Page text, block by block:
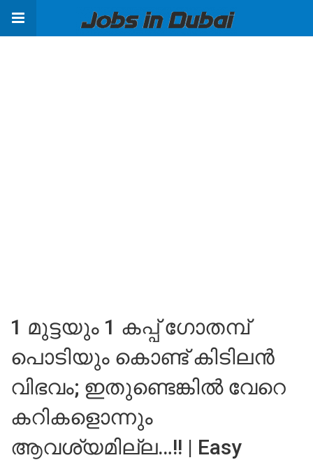
1 മുട്ടയും 1 കപ്പ് ഗോതമ്പ്
പൊടിയും കൊണ്ട് കിടിലൻ
വിഭവം; ഇതുണ്ടെങ്കിൽ വേറെ
കറികളൊന്നും
ആവശ്യമില്ല…!! | Easy